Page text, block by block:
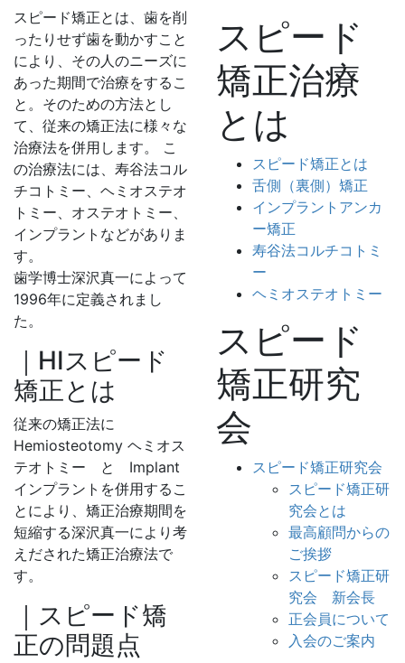
スピード矯正とは、歯を削
ったりせず歯を動かすこと
により、その人のニーズに
あった期間で治療をするこ
と。そのための方法とし
て、従来の矯正法に様々な
治療法を併用します。 こ
の治療法には、寿谷法コル
チコトミー、ヘミオステオ
トミー、オステオトミー、
インプラントなどがありま
す。
歯学博士深沢真一によって
1996年に定義されまし
た。
｜HIスピード
矯正とは
従来の矯正法に
Hemiosteotomy ヘミオス
テオトミー と Implant
インプラントを併用するこ
とにより、矯正治療期間を
短縮する深沢真一により考
えだされた矯正治療法で
す。
｜スピード矯
正の問題点
スピード
矯正治療
とは
スピード矯正とは
舌側（裏側）矯正
インプラントアンカ
ー矯正
寿谷法コルチコトミ
ー
ヘミオステオトミー
スピード
矯正研究
会
スピード矯正研究会
スピード矯正研
究会とは
最高顧問からの
ご挨拶
スピード矯正研
究会 新会長
正会員について
入会のご案内